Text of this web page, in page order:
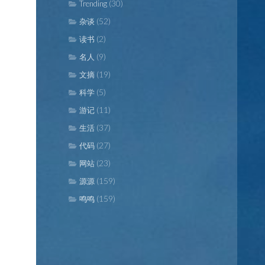
Trending(30)
杂谈 (52)
读书 (2)
名人 (9)
文摘(19)
科学(5)
游记(11)
生活(37)
代码(27)
网站(23)
源源(159)
鸣鸣(159)